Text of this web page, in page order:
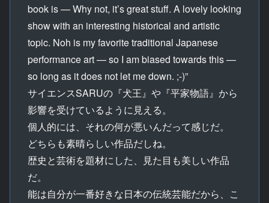
book is — Why not, it’s great stuff. A lovely looking
show with an interesting historical and artistic
topic. Noh is my favorite traditional Japanese
performance art — so I am biased towards this —
so long as it does not let me down. ;-)”
サイエンスSARUの『犬王』や『平家物語』から
影響を受けているように見える。
個人的には、それの何が悪いんだって感じだ。
どちらも素晴らしい作品だしね。
歴史と芸術を題材にした、見た目も美しい作品
だ。
能は自分が一番好きな日本の伝統芸能だから、こ